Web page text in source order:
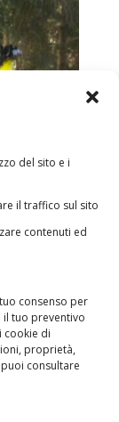
del sito e i
il traffico sul sito
contenuti ed
consenso per
il tuo preventivo
cookie di
proprietà,
consultare